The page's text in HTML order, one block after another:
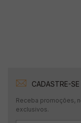
CADASTRE-SE
Receba promoções,
exclusivos.